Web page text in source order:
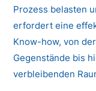
Prozess belasten
erfordert eine
Know-how, von
Gegenstände bis
verbleibenden